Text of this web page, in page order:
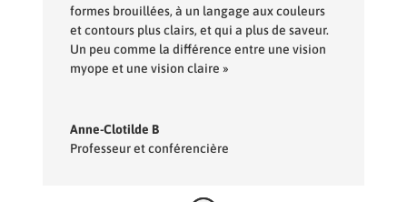
formes brouillées, à un langage aux couleurs
et contours plus clairs, et qui a plus de saveur.
Un peu comme la différence entre une vision
myope et une vision claire »
Anne-Clotilde B
Professeur et conférencière